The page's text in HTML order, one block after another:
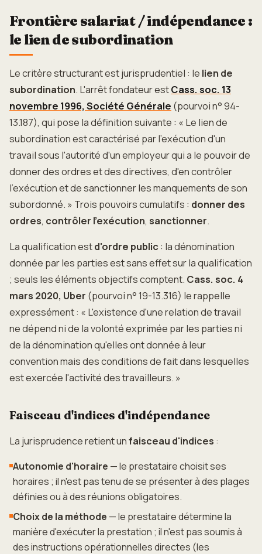
Frontière salariat / indépendance :
le lien de subordination
Le critère structurant est jurisprudentiel : le lien de
subordination. L'arrêt fondateur estCass. soc. 13
novembre 1996, Société Générale (pourvoi n° 94-
13.187), qui pose la définition suivante : « Le lien de
subordination est caractérisé par l'exécution d'un
travail sous l'autorité d'un employeur qui a le pouvoir de
donner des ordres et des directives, d'en contrôler
l'exécution et de sanctionner les manquements de son
subordonné. » Trois pouvoirs cumulatifs : donner des
ordres, contrôler l'exécution, sanctionner.
La qualification estd'ordre public : la dénomination
donnée par les parties est sans effet sur la qualification
; seuls les éléments objectifs comptent. Cass. soc. 4
mars 2020, Uber (pourvoi n° 19-13.316) le rappelle
expressément : « L'existence d'une relation de travail
ne dépend ni de la volonté exprimée par les parties ni
de la dénomination qu'elles ont donnée à leur
convention mais des conditions de fait dans lesquelles
est exercée l'activité des travailleurs. »
Faisceau d'indices d'indépendance
La jurisprudence retient unfaisceau d'indices :
Autonomie d'horaire — le prestataire choisit ses
horaires ; il n'est pas tenu de se présenter à des plages
définies ou à des réunions obligatoires.
Choix de la méthode — le prestataire détermine la
manière d'exécuter la prestation ; il n'est pas soumis à
des instructions opérationnelles directes (les